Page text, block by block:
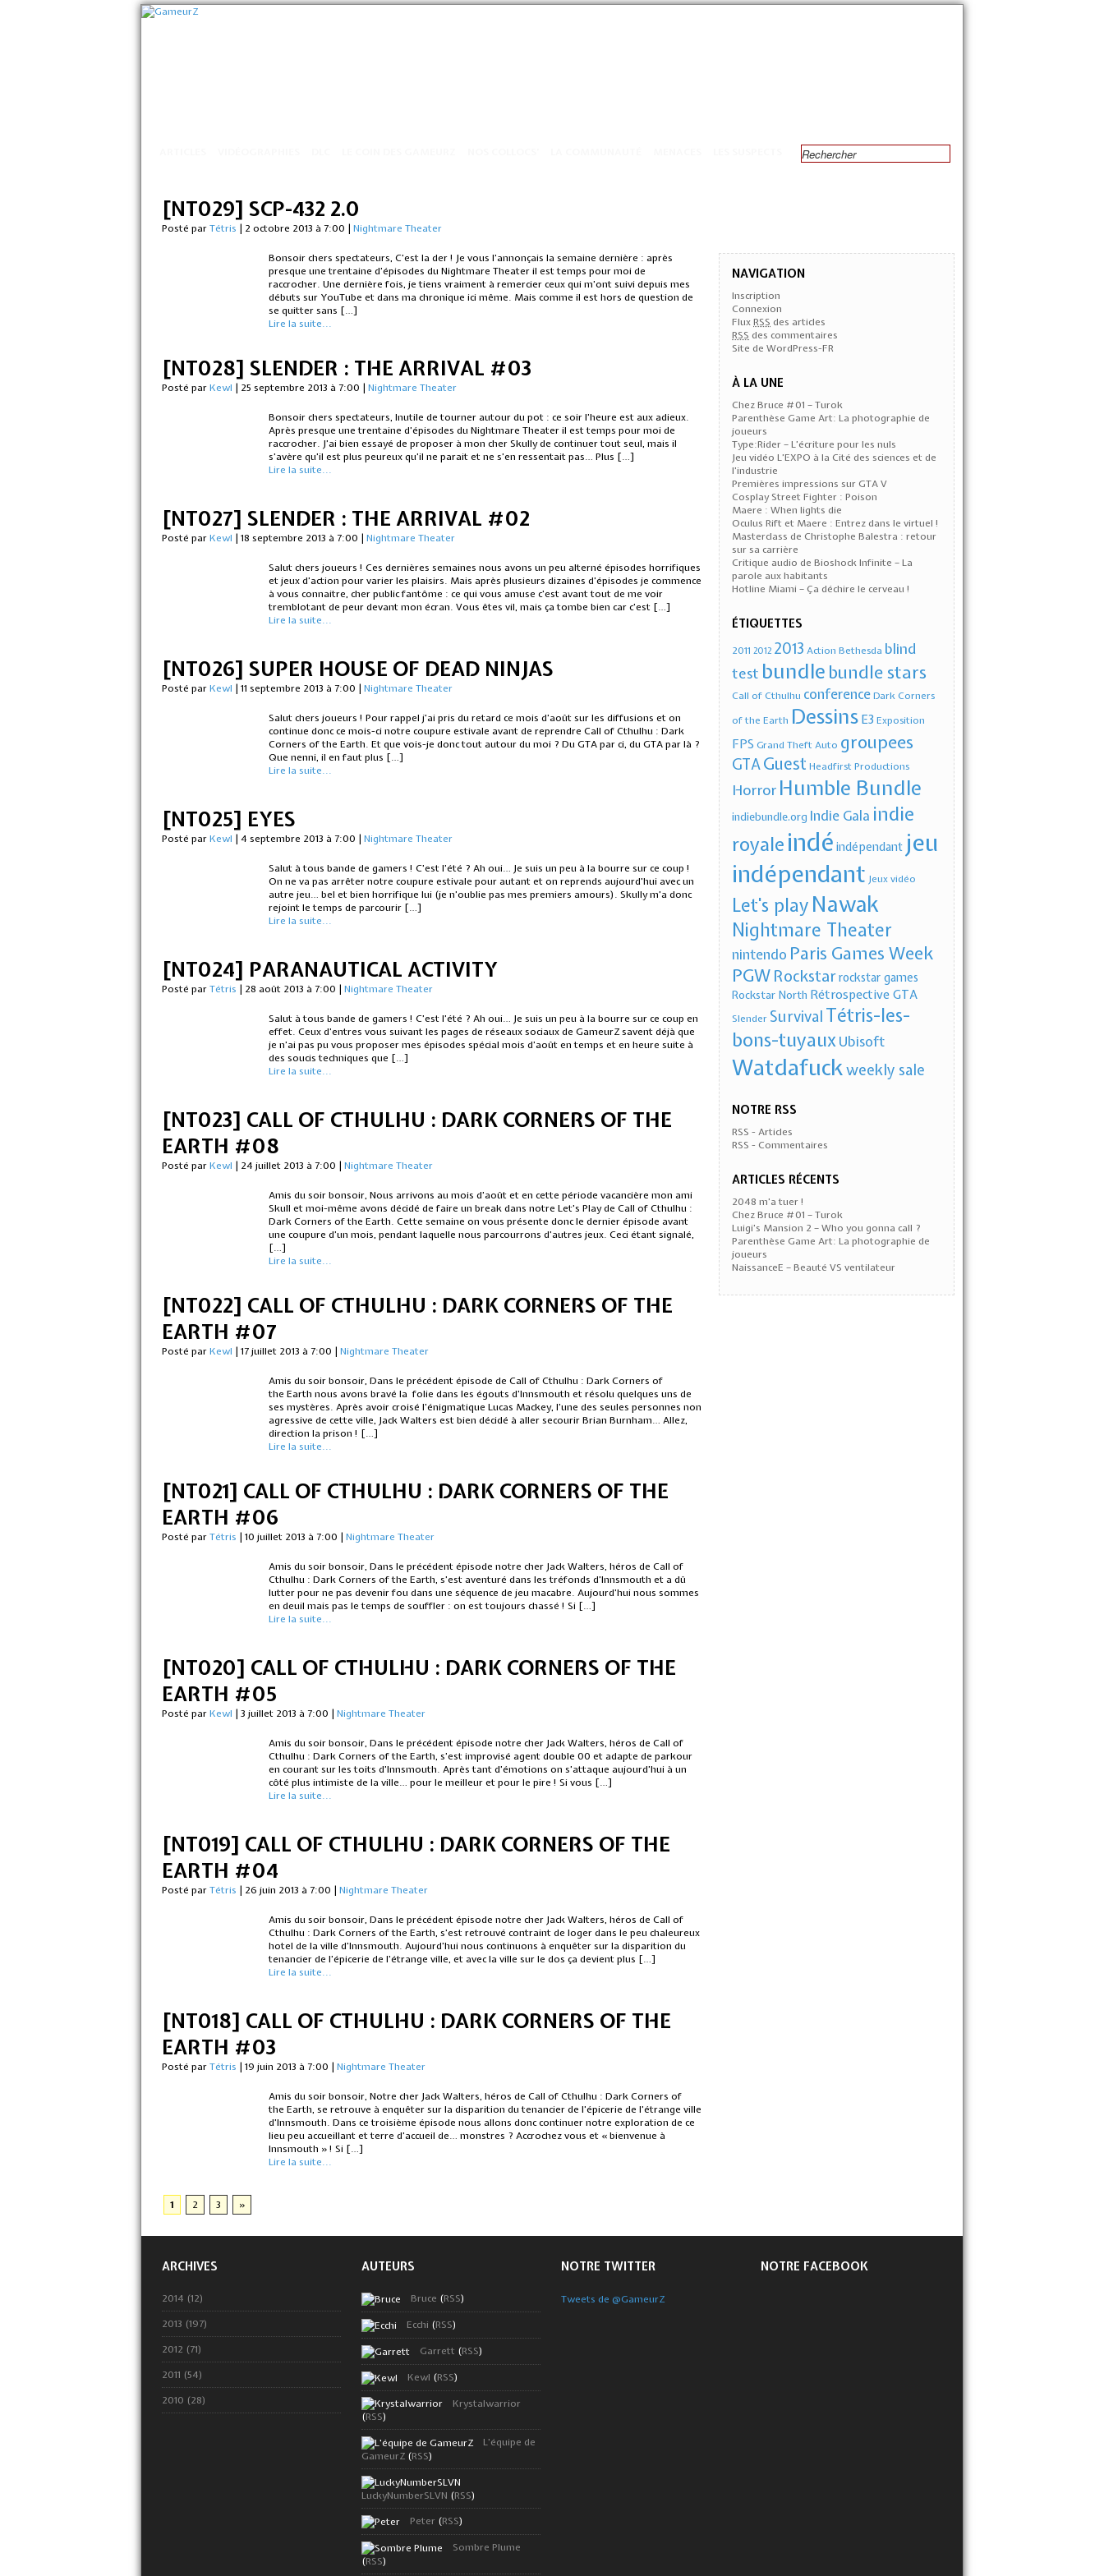
[NT029] SCP-432 2.0
Posté parTétris | 2 octobre 2013 à 7:00 | Nightmare Theater
Bonsoir chers spectateurs, C’est la der ! Je vous l’annonçais la semaine dernière : après
presque une trentaine d’épisodes du Nightmare Theater il est temps pour moi de
raccrocher. Une dernière fois, je tiens vraiment à remercier ceux qui m’ont suivi depuis mes
débuts sur YouTube et dans ma chronique ici même. Mais comme il est hors de question de
se quitter sans […]
Lire la suite...
[NT028] SLENDER : THE ARRIVAL #03
Posté parKewl | 25 septembre 2013 à 7:00 | Nightmare Theater
Bonsoir chers spectateurs, Inutile de tourner autour du pot : ce soir l’heure est aux adieux.
Après presque une trentaine d’épisodes du Nightmare Theater il est temps pour moi de
raccrocher. J’ai bien essayé de proposer à mon cher Skully de continuer tout seul, mais il
s’avère qu’il est plus peureux qu’il ne parait et ne s’en ressentait pas… Plus […]
Lire la suite...
[NT027] SLENDER : THE ARRIVAL #02
Posté parKewl | 18 septembre 2013 à 7:00 | Nightmare Theater
Salut chers joueurs ! Ces dernières semaines nous avons un peu alterné épisodes horrifiques
et jeux d’action pour varier les plaisirs. Mais après plusieurs dizaines d’épisodes je commence
à vous connaitre, cher public fantôme : ce qui vous amuse c’est avant tout de me voir
tremblotant de peur devant mon écran. Vous êtes vil, mais ça tombe bien car c’est […]
Lire la suite...
[NT026] SUPER HOUSE OF DEAD NINJAS
Posté parKewl | 11 septembre 2013 à 7:00 | Nightmare Theater
Salut chers joueurs ! Pour rappel j’ai pris du retard ce mois d’août sur les diffusions et on
continue donc ce mois-ci notre coupure estivale avant de reprendre Call of Cthulhu : Dark
Corners of the Earth. Et que vois-je donc tout autour du moi ? Du GTA par ci, du GTA par là ?
Que nenni, il en faut plus […]
Lire la suite...
[NT025] EYES
Posté parKewl | 4 septembre 2013 à 7:00 | Nightmare Theater
Salut à tous bande de gamers ! C’est l’été ? Ah oui… Je suis un peu à la bourre sur ce coup !
On ne va pas arrêter notre coupure estivale pour autant et on reprends aujourd’hui avec un
autre jeu… bel et bien horrifique lui (je n’oublie pas mes premiers amours). Skully m’a donc
rejoint le temps de parcourir […]
Lire la suite...
[NT024] PARANAUTICAL ACTIVITY
Posté parTétris | 28 août 2013 à 7:00 | Nightmare Theater
Salut à tous bande de gamers ! C’est l’été ? Ah oui… Je suis un peu à la bourre sur ce coup en
effet. Ceux d’entres vous suivant les pages de réseaux sociaux de GameurZ savent déjà que
je n’ai pas pu vous proposer mes épisodes spécial mois d’août en temps et en heure suite à
des soucis techniques que […]
Lire la suite...
[NT023] CALL OF CTHULHU : DARK CORNERS OF THE
EARTH #08
Posté parKewl | 24 juillet 2013 à 7:00 | Nightmare Theater
Amis du soir bonsoir, Nous arrivons au mois d’août et en cette période vacancière mon ami
Skull et moi-même avons décidé de faire un break dans notre Let’s Play de Call of Cthulhu :
Dark Corners of the Earth. Cette semaine on vous présente donc le dernier épisode avant
une coupure d’un mois, pendant laquelle nous parcourrons d’autres jeux. Ceci étant signalé,
[…]
Lire la suite...
[NT022] CALL OF CTHULHU : DARK CORNERS OF THE
EARTH #07
Posté parKewl | 17 juillet 2013 à 7:00 | Nightmare Theater
Amis du soir bonsoir, Dans le précédent épisode de Call of Cthulhu : Dark Corners of
the Earth nous avons bravé la folie dans les égouts d’Innsmouth et résolu quelques uns de
ses mystères. Après avoir croisé l’énigmatique Lucas Mackey, l’une des seules personnes non
agressive de cette ville, Jack Walters est bien décidé à aller secourir Brian Burnham… Allez,
direction la prison ! […]
Lire la suite...
[NT021] CALL OF CTHULHU : DARK CORNERS OF THE
EARTH #06
Posté parTétris | 10 juillet 2013 à 7:00 | Nightmare Theater
Amis du soir bonsoir, Dans le précédent épisode notre cher Jack Walters, héros de Call of
Cthulhu : Dark Corners of the Earth, s’est aventuré dans les tréfonds d’Innsmouth et a dû
lutter pour ne pas devenir fou dans une séquence de jeu macabre. Aujourd’hui nous sommes
en deuil mais pas le temps de souffler : on est toujours chassé ! Si […]
Lire la suite...
[NT020] CALL OF CTHULHU : DARK CORNERS OF THE
EARTH #05
Posté parKewl | 3 juillet 2013 à 7:00 | Nightmare Theater
Amis du soir bonsoir, Dans le précédent épisode notre cher Jack Walters, héros de Call of
Cthulhu : Dark Corners of the Earth, s’est improvisé agent double 00 et adapte de parkour
en courant sur les toits d’Innsmouth. Après tant d’émotions on s’attaque aujourd’hui à un
côté plus intimiste de la ville… pour le meilleur et pour le pire ! Si vous […]
Lire la suite...
[NT019] CALL OF CTHULHU : DARK CORNERS OF THE
EARTH #04
Posté parTétris | 26 juin 2013 à 7:00 | Nightmare Theater
Amis du soir bonsoir, Dans le précédent épisode notre cher Jack Walters, héros de Call of
Cthulhu : Dark Corners of the Earth, s’est retrouvé contraint de loger dans le peu chaleureux
hotel de la ville d’Innsmouth. Aujourd’hui nous continuons à enquêter sur la disparition du
tenancier de l’épicerie de l’étrange ville, et avec la ville sur le dos ça devient plus […]
Lire la suite...
[NT018] CALL OF CTHULHU : DARK CORNERS OF THE
EARTH #03
Posté parTétris | 19 juin 2013 à 7:00 | Nightmare Theater
Amis du soir bonsoir, Notre cher Jack Walters, héros de Call of Cthulhu : Dark Corners of
the Earth, se retrouve à enquêter sur la disparition du tenancier de l’épicerie de l’étrange ville
d’Innsmouth. Dans ce troisième épisode nous allons donc continuer notre exploration de ce
lieu peu accueillant et terre d’accueil de… monstres ? Accrochez vous et « bienvenue à
Innsmouth » ! Si […]
Lire la suite...
1 2 3 »
NAVIGATION
Inscription
Connexion
FluxRSS des articles
RSS des commentaires
Site de WordPress-FR
À LA UNE
Chez Bruce #01 – Turok
Parenthèse Game Art: La photographie de
joueurs
Type:Rider – L’écriture pour les nuls
Jeu vidéo L’EXPO à la Cité des sciences et de
l’industrie
Premières impressions sur GTA V
Cosplay Street Fighter : Poison
Maere : When lights die
Oculus Rift et Maere : Entrez dans le virtuel !
Masterclass de Christophe Balestra : retour
sur sa carrière
Critique audio de Bioshock Infinite – La
parole aux habitants
Hotline Miami – Ça déchire le cerveau !
ÉTIQUETTES
2011 2012 2013 Action Bethesda blind
test bundle bundle stars
Call of Cthulhu conferenceDark Corners
of the Earth Dessins E3 Exposition
FPS Grand Theft Auto groupees
GTAGuest Headfirst Productions
Horror Humble Bundle
indiebundle.org Indie Gala indie
royale indé indépendant jeu
indépendant Jeux vidéo
Let's play Nawak
Nightmare Theater
nintendo Paris Games Week
PGW Rockstarrockstar games
Rockstar North Rétrospective GTA
Slender Survival Tétris-les-
bons-tuyauxUbisoft
Watdafuckweekly sale
NOTRE RSS
RSS - Articles
RSS - Commentaires
ARTICLES RÉCENTS
2048 m’a tuer !
Chez Bruce #01 – Turok
Luigi’s Mansion 2 – Who you gonna call ?
Parenthèse Game Art: La photographie de
joueurs
NaissanceE – Beauté VS ventilateur
ARCHIVES
2014 (12)
2013 (197)
2012 (71)
2011 (54)
2010 (28)
AUTEURS
Bruce (RSS)
Ecchi (RSS)
Garrett (RSS)
Kewl (RSS)
Krystalwarrior
(RSS)
L'équipe de
GameurZ (RSS)
LuckyNumberSLVN (RSS)
Peter (RSS)
Sombre Plume
(RSS)
NOTRE TWITTER
Tweets de @GameurZ
NOTRE FACEBOOK